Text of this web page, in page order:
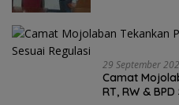
29 September
Camat
RT, RW &